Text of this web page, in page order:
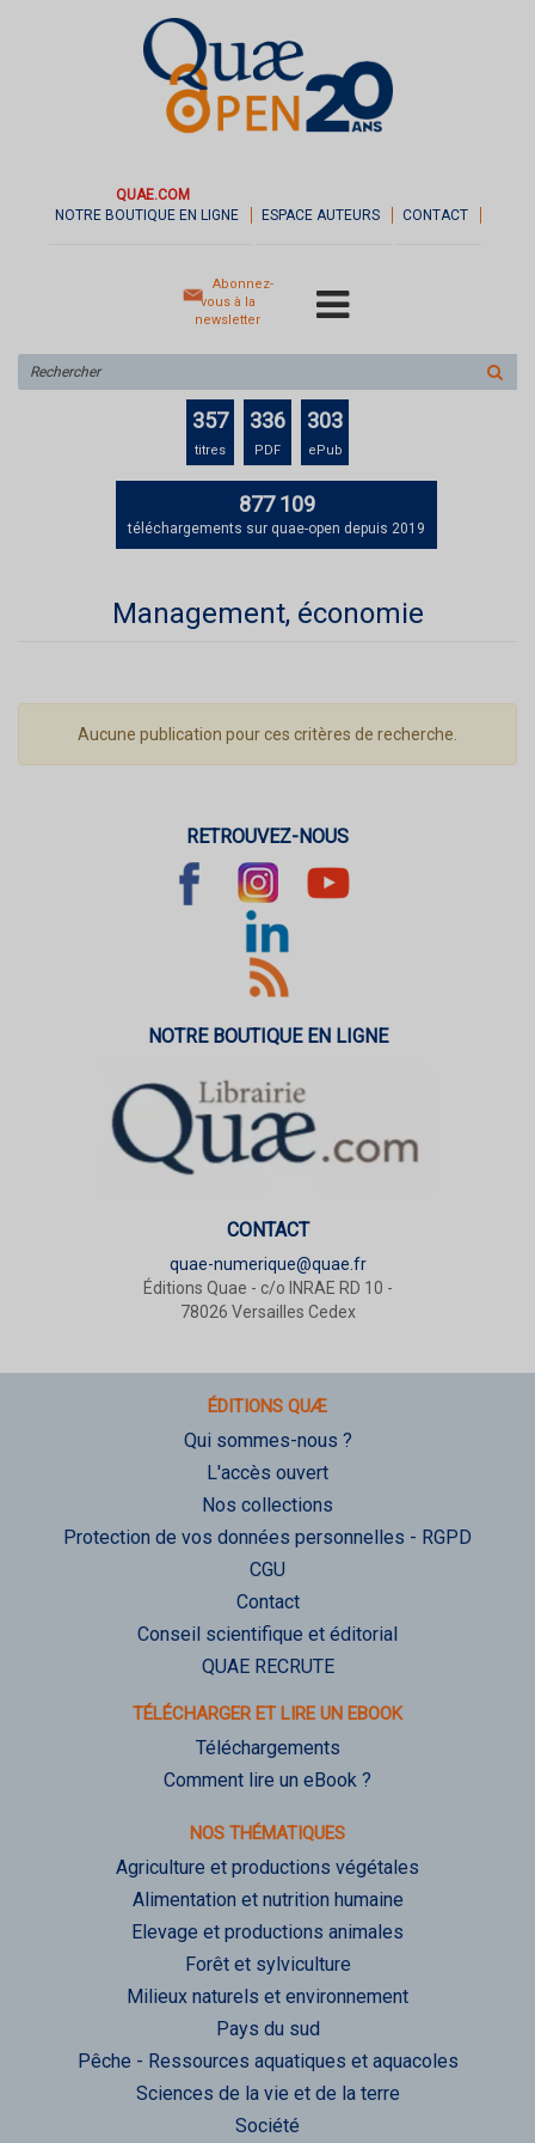
QUAE.COM
NOTRE BOUTIQUE EN LIGNE
ESPACE AUTEURS CONTACT
Abonnez-
vous à la
newsletter
sur
le
357
titres
336
PDF
303
ePub
877 109
téléchargements sur quae-open depuis 2019
Management, économie
Aucune publication pour ces critères de recherche.
RETROUVEZ-NOUS
NOTRE BOUTIQUE EN LIGNE
CONTACT
quae-numerique@quae.fr
Éditions Quae - c/o INRAE RD 10 -
78026 Versailles Cedex
ÉDITIONS QUÆ
Qui sommes-nous ?
L'accès ouvert
Nos collections
Protection de vos données personnelles - RGPD
CGU
Contact
Conseil scientifique et éditorial
QUAE RECRUTE
TÉLÉCHARGER ET LIRE UN EBOOK
Téléchargements
Comment lire un eBook ?
NOS THÉMATIQUES
Agriculture et productions végétales
Alimentation et nutrition humaine
Elevage et productions animales
Forêt et sylviculture
Milieux naturels et environnement
Pays du sud
Pêche - Ressources aquatiques et aquacoles
Sciences de la vie et de la terre
Société